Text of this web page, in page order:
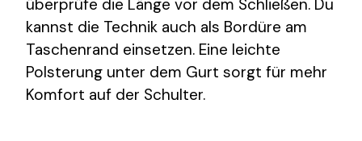
überprüfe die Länge vor dem Schließen. Du
kannst die Technik auch als Bordüre am
Taschenrand einsetzen. Eine leichte
Polsterung unter dem Gurt sorgt für mehr
Komfort auf der Schulter.